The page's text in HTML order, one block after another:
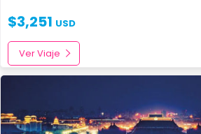
$3,251 USD
Ver Viaje